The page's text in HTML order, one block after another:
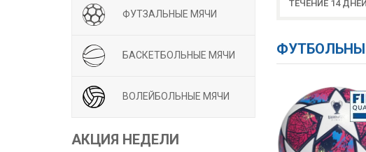
ФУТЗАЛЬНЫЕ МЯЧИ
БАСКЕТБОЛЬНЫЕ МЯЧИ
ВОЛЕЙБОЛЬНЫЕ МЯЧИ
АКЦИЯ НЕДЕЛИ
ТЕЧЕНИЕ 14 ДНЕЙ